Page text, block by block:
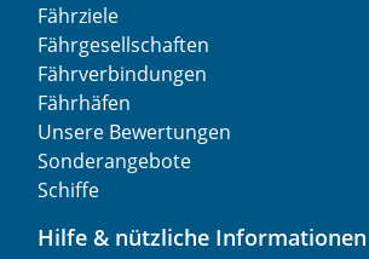
Fährziele
Fährgesellschaften
Fährverbindungen
Fährhäfen
Unsere Bewertungen
Sonderangebote
Schiffe
Hilfe & nützliche Informationen